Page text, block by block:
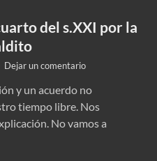
del s.XXI por la
Dejar un comentario
y un acuerdo no
tiempo libre. Nos
No vamos a